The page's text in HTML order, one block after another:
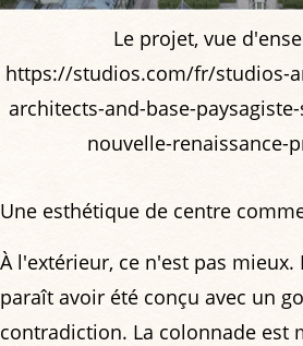
Le projet, vue
https://studios.com/fr/studios-
architects-and-base-
nouvelle-renaissance-
Une esthétique de centre
À l'extérieur, ce n'est pas mieux.
paraît avoir été conçu avec un
contradiction. La colonnade est